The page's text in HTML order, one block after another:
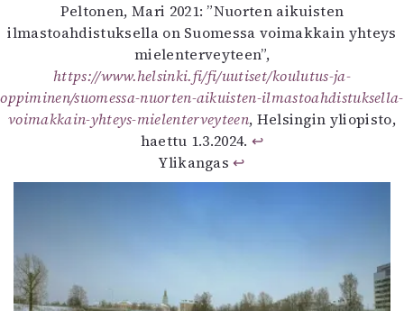
Peltonen, Mari 2021: ”Nuorten aikuisten
ilmastoahdistuksella on Suomessa voimakkain yhteys
mielenterveyteen”,
https://www.helsinki.fi/fi/uutiset/koulutus-ja-
oppiminen/suomessa-nuorten-aikuisten-ilmastoahdistuksella-
voimakkain-yhteys-mielenterveyteen, Helsingin yliopisto,
haettu 1.3.2024. ↩︎
Ylikangas ↩︎